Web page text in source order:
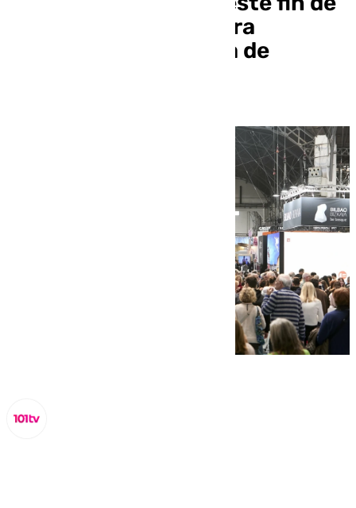
semana a B-Travel para
intensificar la llegada de